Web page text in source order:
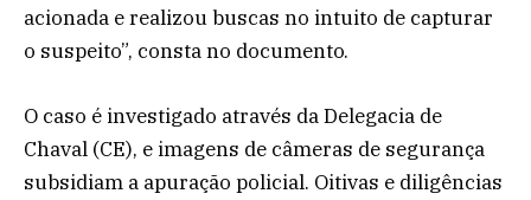
acionada e realizou buscas no intuito de capturar
o suspeito”, consta no documento.
O caso é investigado através da Delegacia de
Chaval (CE), e imagens de câmeras de segurança
subsidiam a apuração policial. Oitivas e diligências